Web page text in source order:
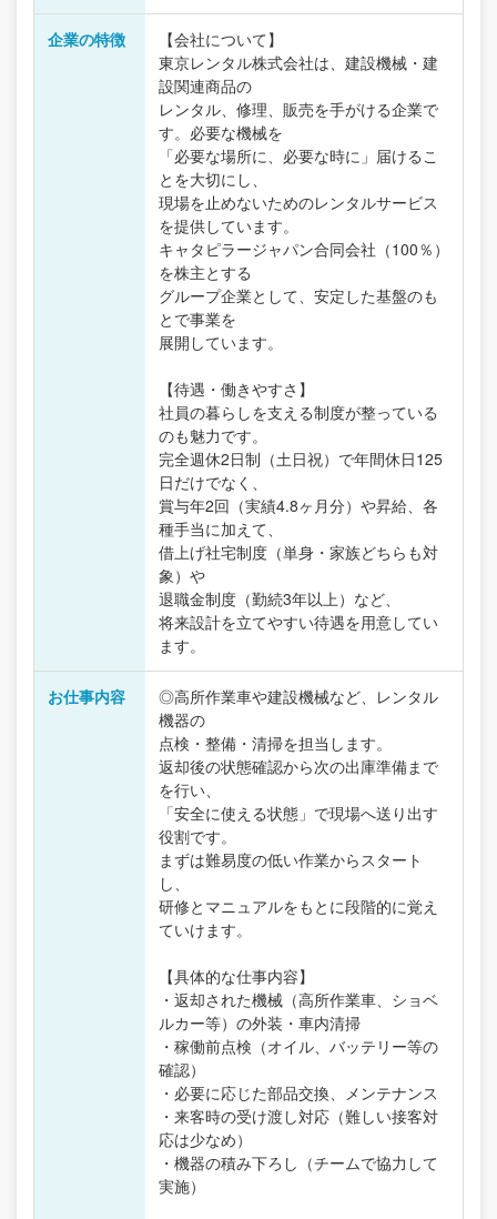
企業の特徴
【会社について】
東京レンタル株式会社は、建設機械・建
設関連商品の
レンタル、修理、販売を手がける企業で
す。必要な機械を
「必要な場所に、必要な時に」届けるこ
とを大切にし、
現場を止めないためのレンタルサービス
を提供しています。
キャタピラージャパン合同会社（100％）
を株主とする
グループ企業として、安定した基盤のも
とで事業を
展開しています。
【待遇・働きやすさ】
社員の暮らしを支える制度が整っている
のも魅力です。
完全週休2日制（土日祝）で年間休日125
日だけでなく、
賞与年2回（実績4.8ヶ月分）や昇給、各
種手当に加えて、
借上げ社宅制度（単身・家族どちらも対
象）や
退職金制度（勤続3年以上）など、
将来設計を立てやすい待遇を用意してい
ます。
お仕事内容
◎高所作業車や建設機械など、レンタル
機器の
点検・整備・清掃を担当します。
返却後の状態確認から次の出庫準備まで
を行い、
「安全に使える状態」で現場へ送り出す
役割です。
まずは難易度の低い作業からスタート
し、
研修とマニュアルをもとに段階的に覚え
ていけます。
【具体的な仕事内容】
・返却された機械（高所作業車、ショベ
ルカー等）の外装・車内清掃
・稼働前点検（オイル、バッテリー等の
確認）
・必要に応じた部品交換、メンテナンス
・来客時の受け渡し対応（難しい接客対
応は少なめ）
・機器の積み下ろし（チームで協力して
実施）